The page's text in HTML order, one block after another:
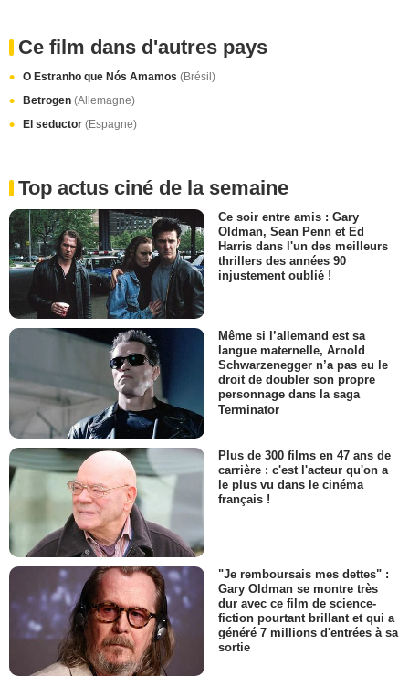
Ce film dans d'autres pays
O Estranho que Nós Amamos (Brésil)
Betrogen (Allemagne)
El seductor (Espagne)
Top actus ciné de la semaine
Ce soir entre amis : Gary
Oldman, Sean Penn et Ed
Harris dans l'un des meilleurs
thrillers des années 90
injustement oublié !
Même si l’allemand est sa
langue maternelle, Arnold
Schwarzenegger n’a pas eu le
droit de doubler son propre
personnage dans la saga
Terminator
Plus de 300 films en 47 ans de
carrière : c'est l'acteur qu'on a
le plus vu dans le cinéma
français !
"Je remboursais mes dettes" :
Gary Oldman se montre très
dur avec ce film de science-
fiction pourtant brillant et qui a
généré 7 millions d'entrées à sa
sortie